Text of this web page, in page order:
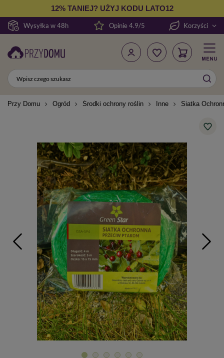
Wysyłka w 48h
12% TANIEJ? UŻYJ KODU LATO12
Opinie 4.9/5 Korzyści
Przy Domu Ogród Środki ochrony roślin Inne Siatka